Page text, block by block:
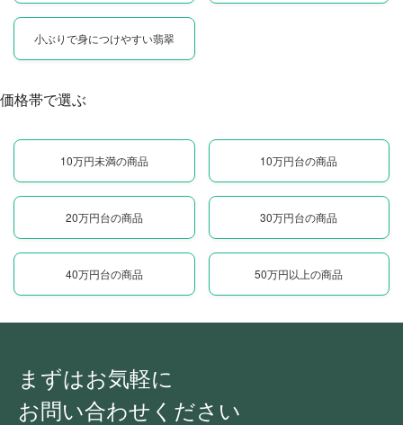
小ぶりで身につけやすい翡翠
価格帯で選ぶ
10万円未満の商品 10万円台の商品
20万円台の商品 30万円台の商品
40万円台の商品 50万円以上の商品
まずはお気軽に
お問い合わせください